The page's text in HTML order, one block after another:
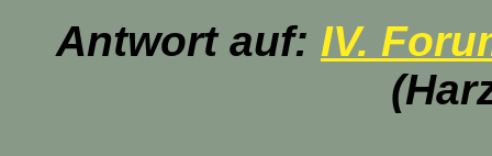
Antwort auf: IV.